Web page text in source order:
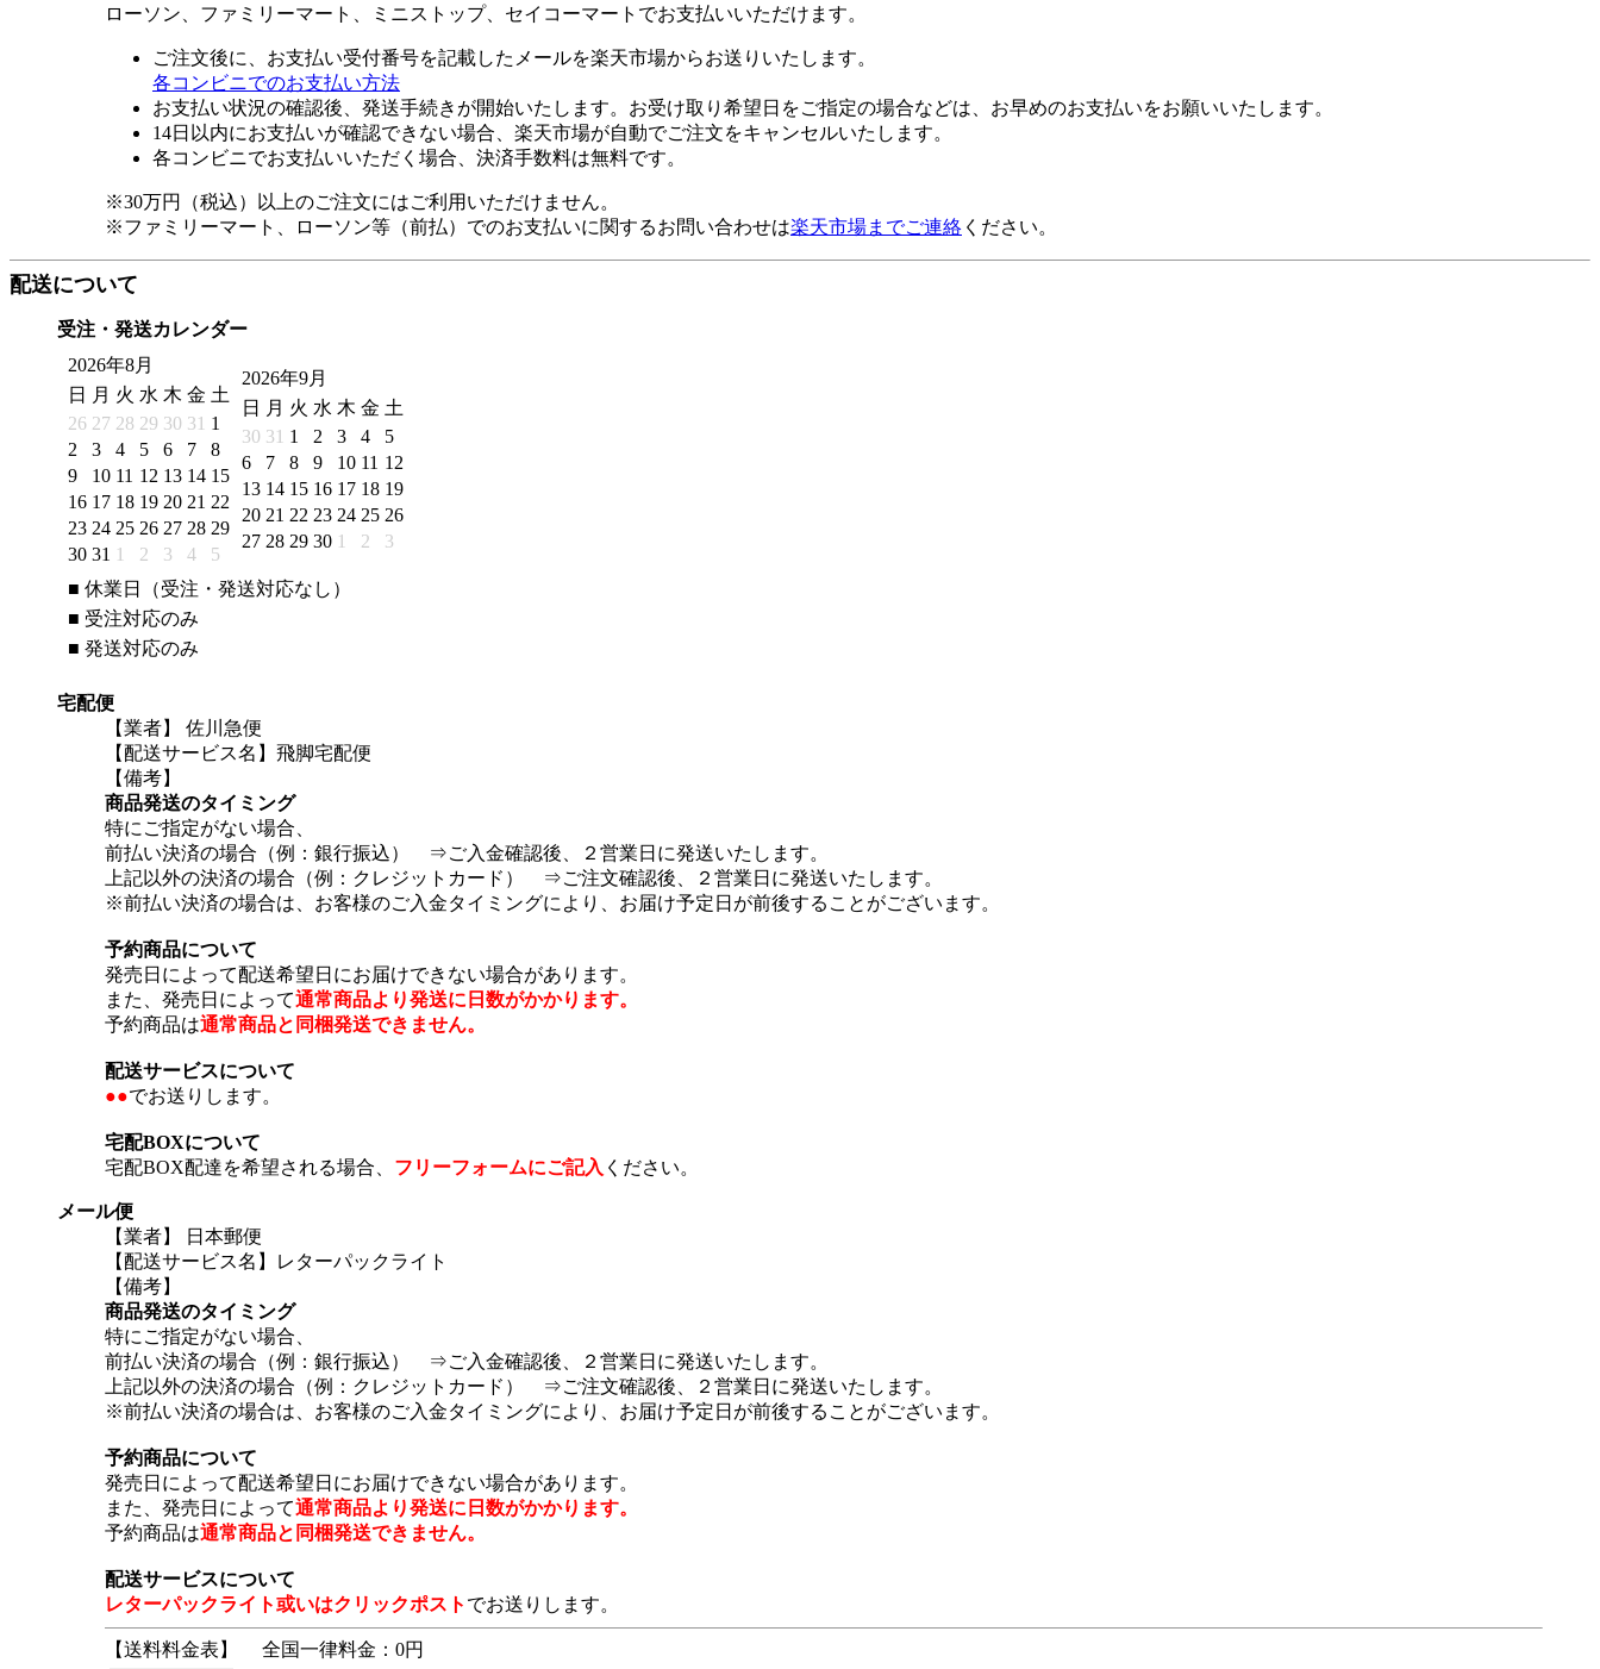
ローソン、ファミリーマート、ミニストップ、セイコーマートでお支払いいただけます。
ご注文後に、お支払い受付番号を記載したメールを楽天市場からお送りいたします。
各コンビニでのお支払い方法
お支払い状況の確認後、発送手続きが開始いたします。お受け取り希望日をご指定の場合などは、お早めのお支払いをお願いいたします。
14日以内にお支払いが確認できない場合、楽天市場が自動でご注文をキャンセルいたします。
各コンビニでお支払いいただく場合、決済手数料は無料です。
※30万円（税込）以上のご注文にはご利用いただけません。
※ファミリーマート、ローソン等（前払）でのお支払いに関するお問い合わせは楽天市場までご連絡 ください。
配送について
受注・発送カレンダー
2026年8月
日
月 火 水 木 金 土
26 27 28 29 30 31 1
2
3 4 5 6 7
8
9
10 11 12 13 14 15
16 17 18 19 20 21 22
23 24 25 26 27 28 29
30 31 1 2 3 4 5
2026年9月
日
月 火 水 木 金 土
30 31 1 2 3 4
5
6
7 8 9 10 11 12
13 14 15 16 17 18 19
20 21 22 23 24 25 26
27 28 29 30 1 2 3
■ 休業日（受注・発送対応なし）
■ 受注対応のみ
■ 発送対応のみ
宅配便
【業者】 佐川急便
【配送サービス名】飛脚宅配便
【備考】
商品発送のタイミング
特にご指定がない場合、
前払い決済の場合（例：銀行振込） ⇒ご入金確認後、２営業日に発送いたします。
上記以外の決済の場合（例：クレジットカード） ⇒ご注文確認後、２営業日に発送いたします。
※前払い決済の場合は、お客様のご入金タイミングにより、お届け予定日が前後することがございます。
予約商品について
発売日によって配送希望日にお届けできない場合があります。
また、発売日によって通常商品より発送に日数がかかります。
予約商品は通常商品と同梱発送できません。
配送サービスについて
●●でお送りします。
宅配BOXについて
宅配BOX配達を希望される場合、 フリーフォームにご記入 ください。
メール便
【業者】 日本郵便
【配送サービス名】レターパックライト
【備考】
商品発送のタイミング
特にご指定がない場合、
前払い決済の場合（例：銀行振込） ⇒ご入金確認後、２営業日に発送いたします。
上記以外の決済の場合（例：クレジットカード） ⇒ご注文確認後、２営業日に発送いたします。
※前払い決済の場合は、お客様のご入金タイミングにより、お届け予定日が前後することがございます。
予約商品について
発売日によって配送希望日にお届けできない場合があります。
また、発売日によって通常商品より発送に日数がかかります。
予約商品は通常商品と同梱発送できません。
配送サービスについて
レターパックライト或いはクリックポスト でお送りします。
【送料料金表】 全国一律料金：0円